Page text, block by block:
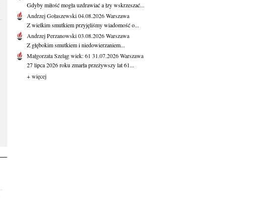
Gdyby miłość mogła uzdrawiać a łzy wskrzeszać...
Andrzej Gołaszewski04.08.2026Warszawa
Z wielkim smutkiem przyjęliśmy wiadomość o...
Andrzej Perzanowski03.08.2026Warszawa
Z głębokim smutkiem i niedowierzaniem...
Małgorzata Szelągwiek: 61 31.07.2026Warszawa
27 lipca 2026 roku zmarła przeżywszy lat 61...
+ więcej